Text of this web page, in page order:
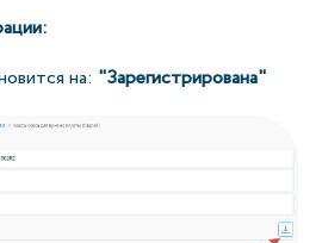
на: "Зарегистрирована"